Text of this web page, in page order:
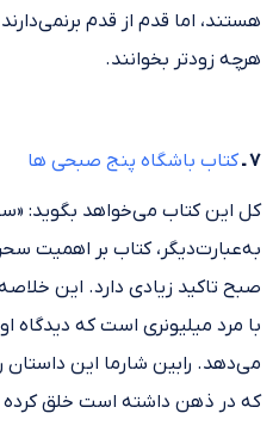
هستند، اما قدم از قدم
هرچه زودتر بخوانند.
۷ ـ کتاب باشگاه پنج صبحی ها
کل این کتاب می‌خواهد بگوید:
به‌عبارت‌دیگر، کتاب بر اهمیت
صبح تاکید زیادی دارد. این
با مرد میلیونری است که دیدگاه
می‌دهد. رابین شارما این داستان
که در ذهن داشته است خلق